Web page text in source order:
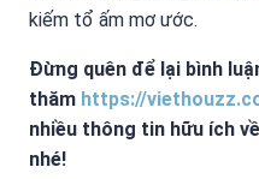
kiếm tổ ấm mơ ước.
Đừng quên để lại bình
thăm https://
nhiều thông tin hữu ích
nhé!